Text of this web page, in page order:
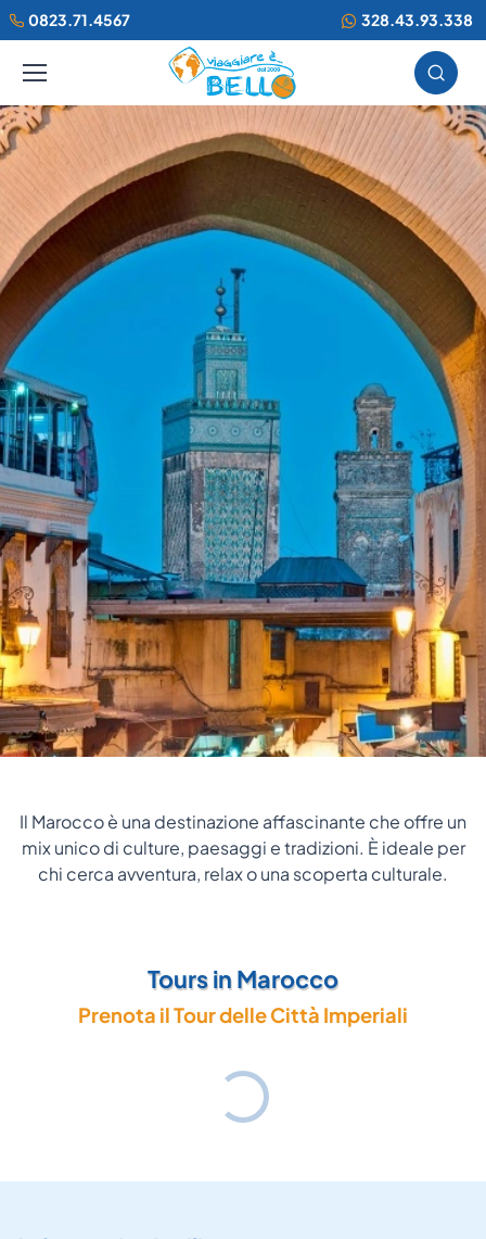
0823.71.4567 328.43.93.338
Il Marocco è una destinazione affascinante che offre un
mix unico di culture, paesaggi e tradizioni. È ideale per
chi cerca avventura, relax o una scoperta culturale.
Tours in Marocco
Prenota il Tour delle Città Imperiali